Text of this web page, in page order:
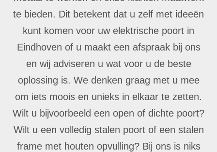
te bieden. Dit betekent dat u zelf met ideeën
kunt komen voor uw elektrische poort in
Eindhoven of u maakt een afspraak bij ons
en wij adviseren u wat voor u de beste
oplossing is. We denken graag met u mee
om iets moois en unieks in elkaar te zetten.
Wilt u bijvoorbeeld een open of dichte poort?
Wilt u een volledig stalen poort of een stalen
frame met houten opvulling? Bij ons is niks